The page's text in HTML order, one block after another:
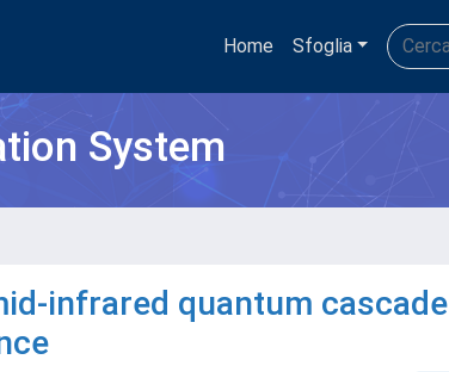
Home Sfoglia
System
infrared quantum cascade